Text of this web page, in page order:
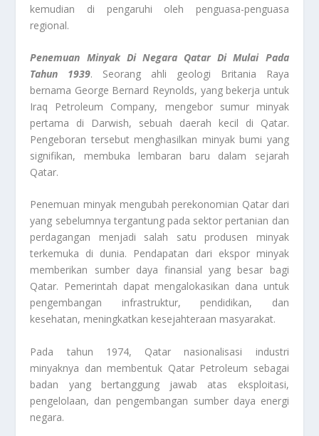
kemudian di pengaruhi oleh penguasa-penguasa
regional.
Penemuan Minyak Di Negara Qatar Di Mulai Pada
Tahun 1939. Seorang ahli geologi Britania Raya
bernama George Bernard Reynolds, yang bekerja untuk
Iraq Petroleum Company, mengebor sumur minyak
pertama di Darwish, sebuah daerah kecil di Qatar.
Pengeboran tersebut menghasilkan minyak bumi yang
signifikan, membuka lembaran baru dalam sejarah
Qatar.
Penemuan minyak mengubah perekonomian Qatar dari
yang sebelumnya tergantung pada sektor pertanian dan
perdagangan menjadi salah satu produsen minyak
terkemuka di dunia. Pendapatan dari ekspor minyak
memberikan sumber daya finansial yang besar bagi
Qatar. Pemerintah dapat mengalokasikan dana untuk
pengembangan infrastruktur, pendidikan, dan
kesehatan, meningkatkan kesejahteraan masyarakat.
Pada tahun 1974, Qatar nasionalisasi industri
minyaknya dan membentuk Qatar Petroleum sebagai
badan yang bertanggung jawab atas eksploitasi,
pengelolaan, dan pengembangan sumber daya energi
negara.